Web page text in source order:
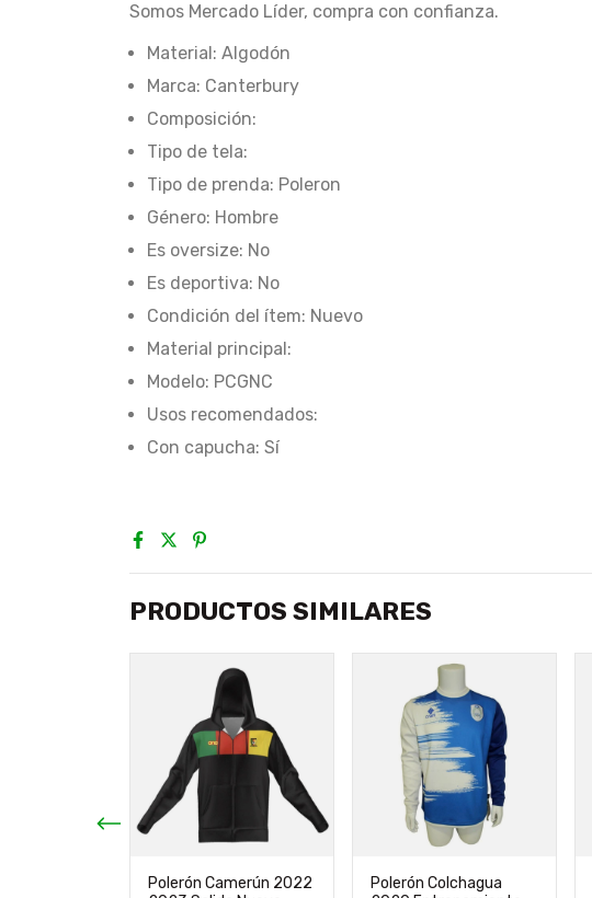
Somos Mercado Líder, compra con confianza.
Material: Algodón
Marca: Canterbury
Composición:
Tipo de tela:
Tipo de prenda: Poleron
Género: Hombre
Es oversize: No
Es deportiva: No
Condición del ítem: Nuevo
Material principal:
Modelo: PCGNC
Usos recomendados:
Con capucha: Sí
PRODUCTOS SIMILARES
Polerón Camerún 2022
Polerón Colchagua